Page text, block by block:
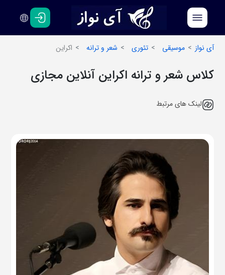
فارسی
انگلیسی
آی نواز
موسیقی تئوری شعر و ترانه اکراین
کلاس شعر و ترانه اکراین آنلاین مجازی
لینک های مرتبط